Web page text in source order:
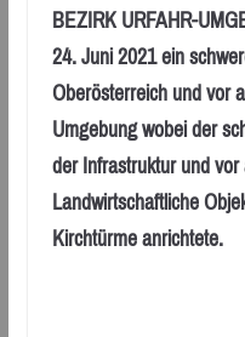
BEZIRK URFAHR-
24. Juni 2021 ein
Oberösterreich und vor
Umgebung wobei der
der Infrastruktur und
Landwirtschaftliche
Kirchtürme anrichtete.